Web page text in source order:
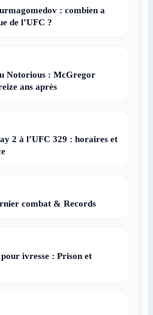
: combien a
de l’UFC ?
Notorious : McGregor
ans après
2 à l’UFC 329 : horaires et
combat & Records
ivresse : Prison et